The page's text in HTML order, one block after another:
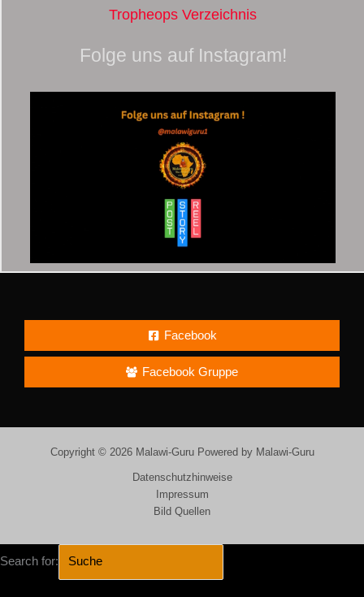
Tropheops Verzeichnis
Folge uns auf Instagram!
Facebook
Facebook Gruppe
Copyright © 2026 Malawi-Guru Powered by Malawi-Guru
Datenschutzhinweise
Impressum
Bild Quellen
Search for: